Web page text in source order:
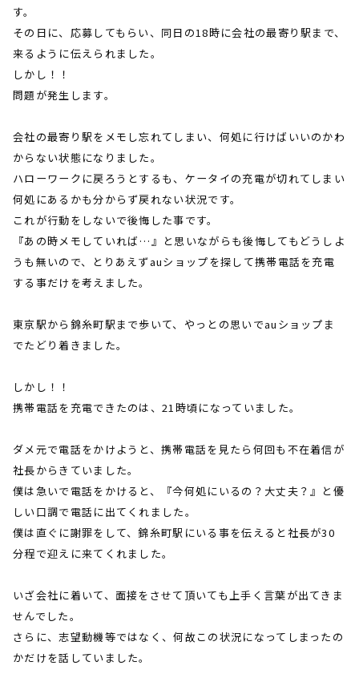
す。
その日に、応募してもらい、同日の18時に会社の最寄り駅まで、
来るように伝えられました。
しかし！！
問題が発生します。
会社の最寄り駅をメモし忘れてしまい、何処に行けばいいのかわ
からない状態になりました。
ハローワークに戻ろうとするも、ケータイの充電が切れてしまい
何処にあるかも分からず戻れない状況です。
これが行動をしないで後悔した事です。
『あの時メモしていれば…』と思いながらも後悔してもどうしよ
うも無いので、とりあえずauショップを探して携帯電話を充電
する事だけを考えました。
東京駅から錦糸町駅まで歩いて、やっとの思いでau ショップま
でたどり着きました。
しかし！！
携帯電話を充電できたのは、21 時頃になっていました。
ダメ元で電話をかけようと、携帯電話を見たら何回も不在着信が
社長からきていました。
僕は急いで電話をかけると、『今何処にいるの？大丈夫？』と優
しい口調で電話に出てくれました。
僕は直ぐに謝罪をして、錦糸町駅にいる事を伝えると社長が30
分程で迎えに来てくれました。
いざ会社に着いて、面接をさせて頂いても上手く言葉が出てきま
せんでした。
さらに、志望動機等ではなく、何故この状況になってしまったの
かだけを話していました。